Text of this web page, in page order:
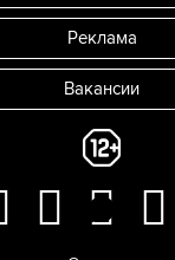
Реклама
Вакансии